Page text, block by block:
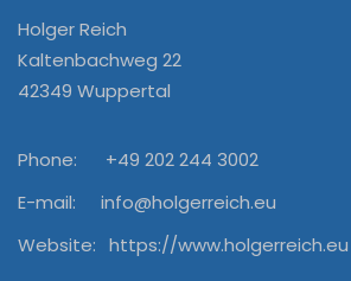
Holger Reich
Kaltenbachweg 22
42349 Wuppertal
Phone:
+49 202 244 3002
E-mail:
info@holgerreich.eu
Website: https://www.holgerreich.eu